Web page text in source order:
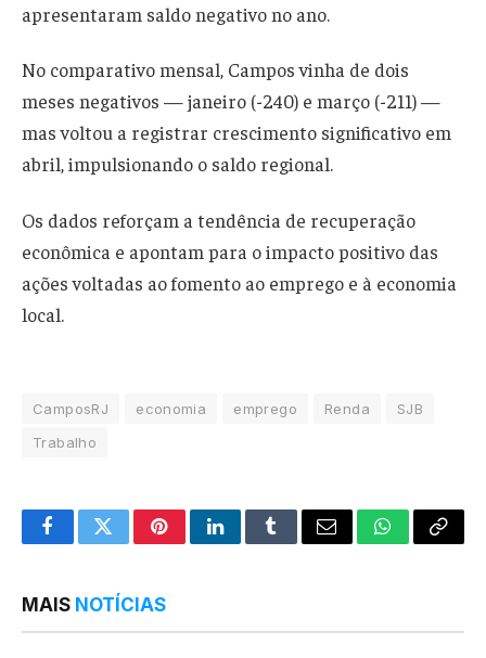
apresentaram saldo negativo no ano.
No comparativo mensal, Campos vinha de dois
meses negativos — janeiro (-240) e março (-211) —
mas voltou a registrar crescimento significativo em
abril, impulsionando o saldo regional.
Os dados reforçam a tendência de recuperação
econômica e apontam para o impacto positivo das
ações voltadas ao fomento ao emprego e à economia
local.
CamposRJ economia emprego Renda
SJB
Trabalho
FacebookTwitterPinterestLinkedInTumblrEmail WhatsApp
Copy
MAIS NOTÍCIAS